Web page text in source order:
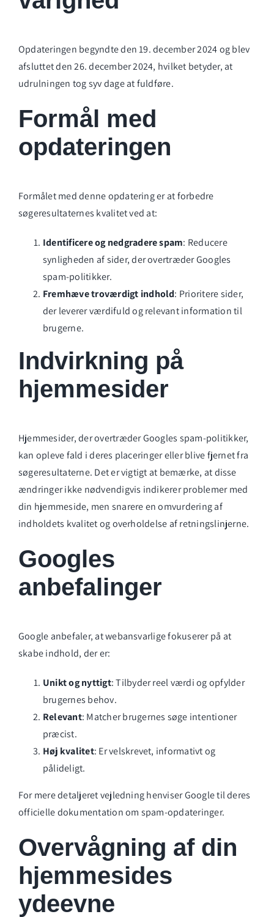
Opdateringen begyndte den 19. december 2024 og blev
afsluttet den 26. december 2024, hvilket betyder, at
udrulningen tog syv dage at fuldføre.
Formål med
opdateringen
Formålet med denne opdatering er at forbedre
søgeresultaternes kvalitet ved at:
Identificere og nedgradere spam: Reducere
synligheden af sider, der overtræder Googles
spam-politikker.
Fremhæve troværdigt indhold: Prioritere sider,
der leverer værdifuld og relevant information til
brugerne.
Indvirkning på
hjemmesider
Hjemmesider, der overtræder Googles spam-politikker,
kan opleve fald i deres placeringer eller blive fjernet fra
søgeresultaterne. Det er vigtigt at bemærke, at disse
ændringer ikke nødvendigvis indikerer problemer med
din hjemmeside, men snarere en omvurdering af
indholdets kvalitet og overholdelse af retningslinjerne.
Googles
anbefalinger
Google anbefaler, at webansvarlige fokuserer på at
skabe indhold, der er:
Unikt og nyttigt: Tilbyder reel værdi og opfylder
brugernes behov.
Relevant: Matcher brugernes søge intentioner
præcist.
Høj kvalitet: Er velskrevet, informativt og
pålideligt.
For mere detaljeret vejledning henviser Google til deres
officielle dokumentation om spam-opdateringer.
Overvågning af din
hjemmesides
ydeevne